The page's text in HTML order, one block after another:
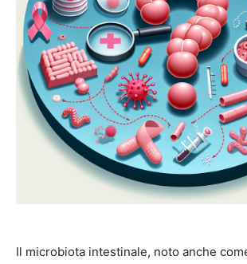
Il microbiota intestinale, noto anche